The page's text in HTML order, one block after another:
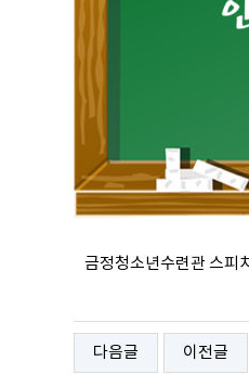
금정청소년수련관 스피
다음글 이전글